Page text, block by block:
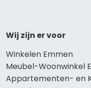
Wij zijn er voor
Winkelen Emmen
Meubel-Woonwinkel
Appartementen- en